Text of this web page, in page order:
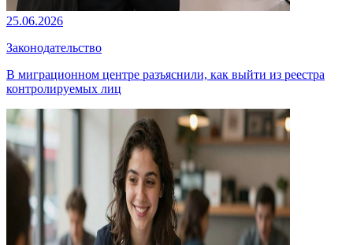
25.06.2026
Законодательство
В миграционном центре разъяснили, как выйти из реестра
контролируемых лиц